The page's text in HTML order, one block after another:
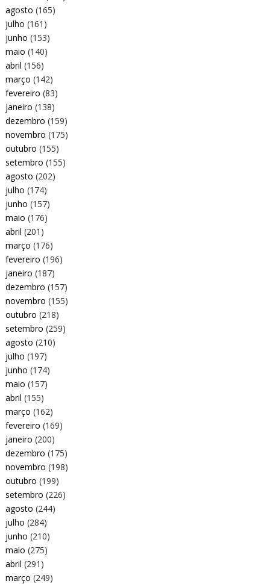
agosto (165)
julho (161)
junho (153)
maio (140)
abril (156)
março (142)
fevereiro (83)
janeiro (138)
dezembro (159)
novembro (175)
outubro (155)
setembro (155)
agosto (202)
julho (174)
junho (157)
maio (176)
abril (201)
março (176)
fevereiro (196)
janeiro (187)
dezembro (157)
novembro (155)
outubro (218)
setembro (259)
agosto (210)
julho (197)
junho (174)
maio (157)
abril (155)
março (162)
fevereiro (169)
janeiro (200)
dezembro (175)
novembro (198)
outubro (199)
setembro (226)
agosto (244)
julho (284)
junho (210)
maio (275)
abril (291)
março (249)